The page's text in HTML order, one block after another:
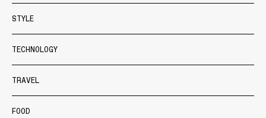
STYLE
TECHNOLOGY
TRAVEL
FOOD